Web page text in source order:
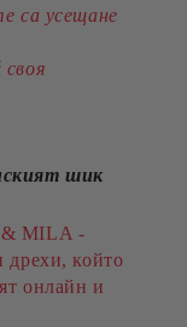
са усещане
шик
& MILA -
дрехи, който
онлайн и